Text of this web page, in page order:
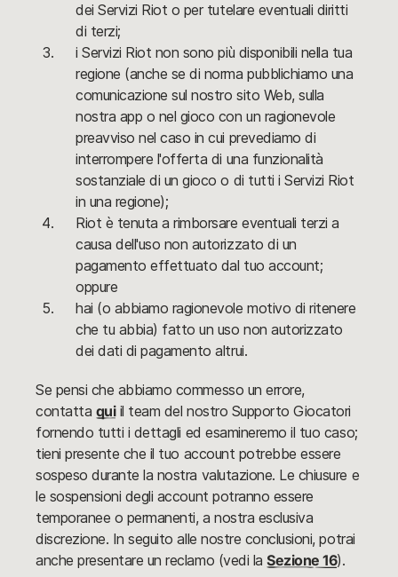
dei Servizi Riot o per tutelare eventuali diritti
di terzi;
i Servizi Riot non sono più disponibili nella tua
regione (anche se di norma pubblichiamo una
comunicazione sul nostro sito Web, sulla
nostra app o nel gioco con un ragionevole
preavviso nel caso in cui prevediamo di
interrompere l'offerta di una funzionalità
sostanziale di un gioco o di tutti i Servizi Riot
in una regione);
Riot è tenuta a rimborsare eventuali terzi a
causa dell'uso non autorizzato di un
pagamento effettuato dal tuo account;
oppure
hai (o abbiamo ragionevole motivo di ritenere
che tu abbia) fatto un uso non autorizzato
dei dati di pagamento altrui.
Se pensi che abbiamo commesso un errore,
contatta quiil team del nostro Supporto Giocatori
fornendo tutti i dettagli ed esamineremo il tuo caso;
tieni presente che il tuo account potrebbe essere
sospeso durante la nostra valutazione. Le chiusure e
le sospensioni degli account potranno essere
temporanee o permanenti, a nostra esclusiva
discrezione. In seguito alle nostre conclusioni, potrai
anche presentare un reclamo (vedi laSezione 16).